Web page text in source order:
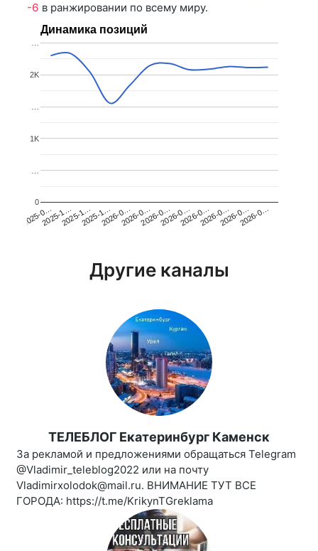
-6 в ранжировании по всему миру.
Динамика позиций
2025-0…2025-1…2025-1…2025-1…2026-0…2026-0…2026-0…2026-0…2026-0…2026-0…2026-0…2026-0…
0
1K
2K
…
Другие каналы
ТЕЛЕБЛОГ Екатеринбург Каменск
За рекламой и предложениями обращаться Telegram
@Vladimir_teleblog2022 или на почту
Vladimirxolodok@mail.ru. ВНИМАНИЕ ТУТ ВСЕ
ГОРОДА: https://t.me/KrikynTGreklama